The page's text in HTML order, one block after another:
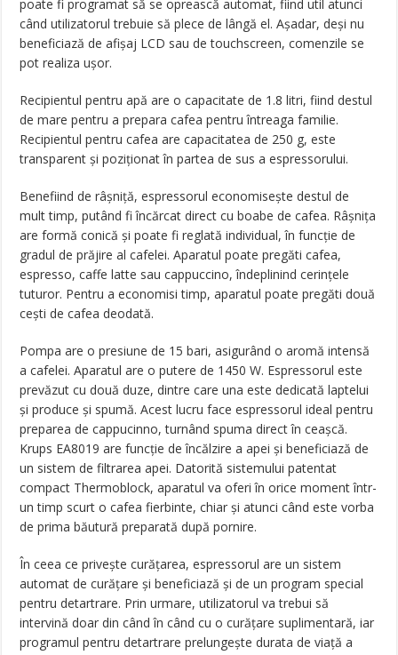
poate fi programat să se oprească automat, fiind util atunci
când utilizatorul trebuie să plece de lângă el. Așadar, deși nu
beneficiază de afișaj LCD sau de touchscreen, comenzile se
pot realiza ușor.
Recipientul pentru apă are o capacitate de 1.8 litri, fiind destul
de mare pentru a prepara cafea pentru întreaga familie.
Recipientul pentru cafea are capacitatea de 250 g, este
transparent și poziționat în partea de sus a espressorului.
Benefiind de râșniță, espressorul economisește destul de
mult timp, putând fi încărcat direct cu boabe de cafea. Râșnița
are formă conică și poate fi reglată individual, în funcție de
gradul de prăjire al cafelei. Aparatul poate pregăti cafea,
espresso, caffe latte sau cappuccino, îndeplinind cerințele
tuturor. Pentru a economisi timp, aparatul poate pregăti două
cești de cafea deodată.
Pompa are o presiune de 15 bari, asigurând o aromă intensă
a cafelei. Aparatul are o putere de 1450 W. Espressorul este
prevăzut cu două duze, dintre care una este dedicată laptelui
și produce și spumă. Acest lucru face espressorul ideal pentru
preparea de cappucinno, turnând spuma direct în ceașcă.
Krups EA8019 are funcție de încălzire a apei și beneficiază de
un sistem de filtrarea apei. Datorită sistemului patentat
compact Thermoblock, aparatul va oferi în orice moment într-
un timp scurt o cafea fierbinte, chiar și atunci când este vorba
de prima băutură preparată după pornire.
În ceea ce privește curățarea, espressorul are un sistem
automat de curățare și beneficiază și de un program special
pentru detartrare. Prin urmare, utilizatorul va trebui să
intervină doar din când în când cu o curățare suplimentară, iar
programul pentru detartrare prelungește durata de viață a